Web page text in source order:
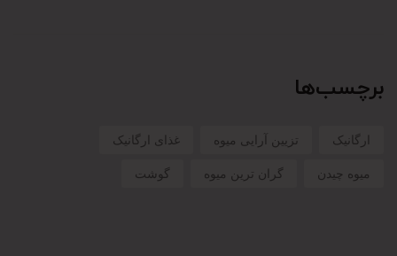
برچسب‌ها
ارگانیک تزیین آرایی میوه غذای ارگانیک
میوه چیدن گران ترین میوه گوشت